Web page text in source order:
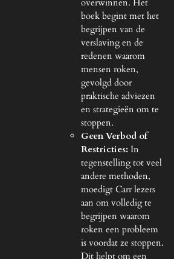
boek begint met het
begrijpen van de
verslaving en de
redenen waarom
mensen roken,
gevolgd door
praktische adviezen
en strategieën om te
stoppen.
Geen Verbod of
Restricties: In
tegenstelling tot veel
andere methoden,
moedigt Carr lezers
aan om volledig te
begrijpen waarom
roken een probleem
is voordat ze stoppen.
Dit helpt om een